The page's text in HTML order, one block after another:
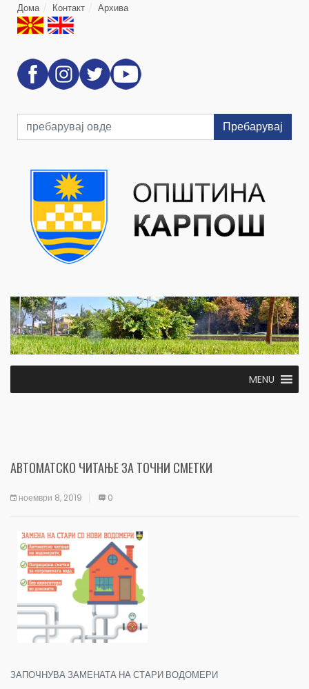
Дома Контакт Архива
Пребарувај
MENU
АВТОМАТСКО ЧИТАЊЕ ЗА ТОЧНИ СМЕТКИ
ноември 8, 2019 0
ЗАПОЧНУВА ЗАМЕНАТА НА СТАРИ ВОДОМЕРИ